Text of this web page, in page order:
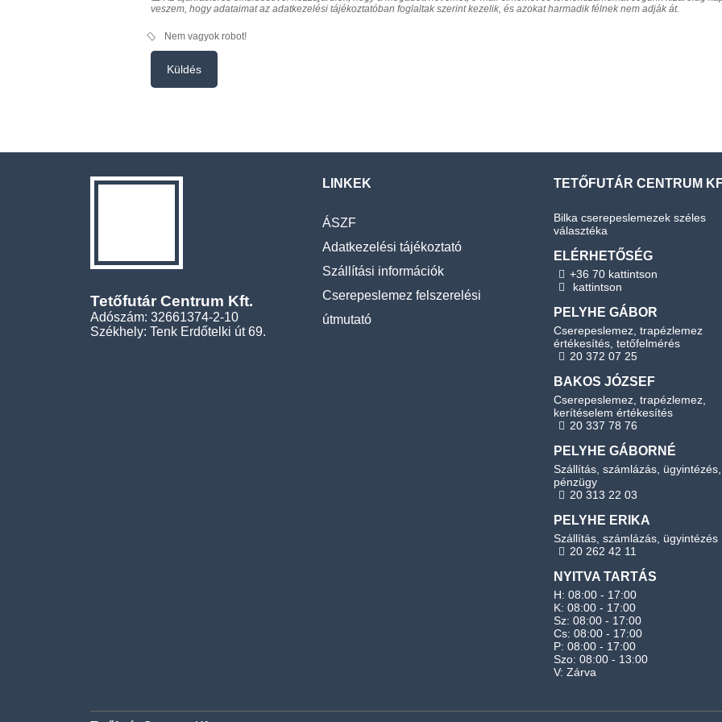
veszem, hogy adataimat az adatkezelési tájékoztatóban foglaltak szerint kezelik, és azokat harmadik félnek nem adják át.
Nem vagyok robot!
Küldés
Tetőfutár Centrum Kft.
Adószám: 32661374-2-10
Székhely: Tenk Erdőtelki út 69.
LINKEK
ÁSZF
Adatkezelési tájékoztató
Szállítási információk
Cserepeslemez felszerelési
útmutató
TETŐFUTÁR CENTRUM
Bilka cserepeslemezek széles
választéka
ELÉRHETŐSÉG
+36 70 kattintson
kattintson
PELYHE GÁBOR
Cserepeslemez, trapézlemez
értékesítés, tetőfelmérés
20 372 07 25
BAKOS JÓZSEF
Cserepeslemez, trapézlemez,
kerítéselem értékesítés
20 337 78 76
PELYHE GÁBORNÉ
Szállítás, számlázás, ügyintézés,
pénzügy
20 313 22 03
PELYHE ERIKA
Szállítás, számlázás, ügyintézés
20 262 42 11
NYITVA TARTÁS
H: 08:00 - 17:00
K: 08:00 - 17:00
Sz: 08:00 - 17:00
Cs: 08:00 - 17:00
P: 08:00 - 17:00
Szo: 08:00 - 13:00
V: Zárva